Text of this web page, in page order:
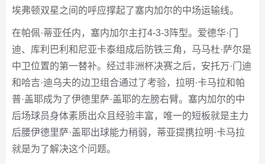
埃弗顿双星之间的呼应撑起了塞内加尔的中场运输线。
在帕佩·蒂亚任内，塞内加尔主打4-3-3阵型。爱德华·门
迪、库利巴利和尼亚卡泰组成后防铁三角，马马杜·萨尔是
中卫位置的第一替补。经过非洲杯决赛之后，安托万·门迪
和哈吉·迪乌夫的边卫组合通过了考验，拉明·卡马拉和帕
普·盖耶成为了伊德里萨·盖耶的左膀右臂。塞内加尔的中
后场球员身体素质出众且经验丰富，唯一的短板就是主力
后腰伊德里萨·盖耶出球能力稍弱，蒂亚提携拉明·卡马拉
就是为了解决这个问题。